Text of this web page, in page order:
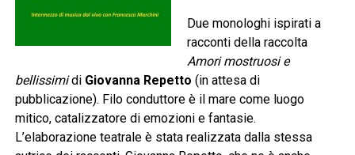
Due monologhi ispirati a
racconti della raccolta
Amori mostruosi e
bellissimidi Giovanna Repetto (in attesa di
pubblicazione). Filo conduttore è il mare come luogo
mitico, catalizzatore di emozioni e fantasie.
L’elaborazione teatrale è stata realizzata dalla stessa